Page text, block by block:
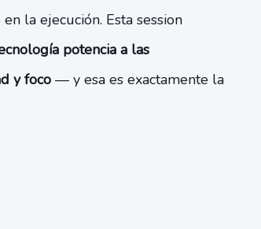
la ejecución. Esta session
potencia a las
y foco— y esa es exactamente la